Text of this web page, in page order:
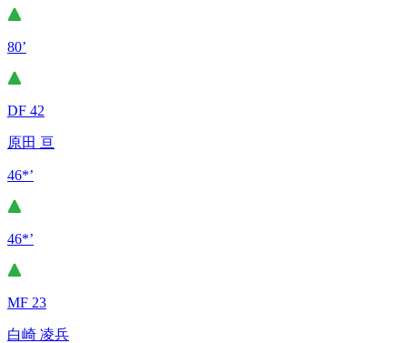
80’
DF 42
原田 亘
46*’
46*’
MF 23
白崎 凌兵